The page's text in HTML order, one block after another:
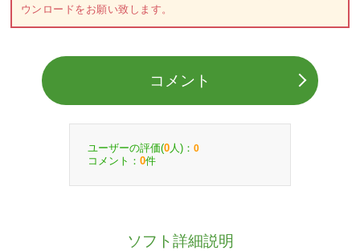
ウンロードをお願い致します。
コメント
ユーザーの評価(0 人)： 0
コメント： 0件
ソフト詳細説明